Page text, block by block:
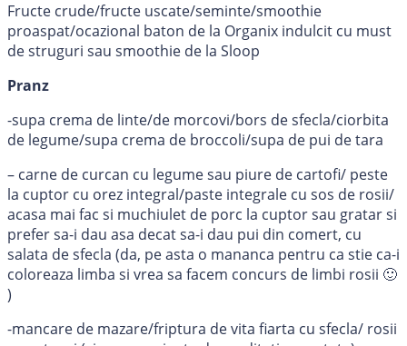
Fructe crude/fructe uscate/seminte/smoothie
proaspat/ocazional baton de la Organix indulcit cu must
de struguri sau smoothie de la Sloop
Pranz
-supa crema de linte/de morcovi/bors de sfecla/ciorbita
de legume/supa crema de broccoli/supa de pui de tara
– carne de curcan cu legume sau piure de cartofi/ peste
la cuptor cu orez integral/paste integrale cu sos de rosii/
acasa mai fac si muchiulet de porc la cuptor sau gratar si
prefer sa-i dau asa decat sa-i dau pui din comert, cu
salata de sfecla (da, pe asta o mananca pentru ca stie ca-i
coloreaza limba si vrea sa facem concurs de limbi rosii 🙂
)
-mancare de mazare/friptura de vita fiarta cu sfecla/ rosii